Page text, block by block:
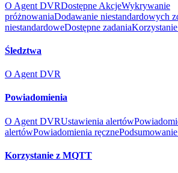
O Agent DVRDostępne AkcjeWykrywanie
próżnowaniaDodawanie niestandardowych
niestandardoweDostępne zadania
Śledztwa
O Agent DVR
Powiadomienia
O Agent DVRUstawienia alertów
alertówPowiadomienia ręczne
Korzystanie z MQTT